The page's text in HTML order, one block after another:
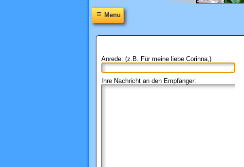
≡Menu
Anrede: (z.B. Für meine liebe Corinna,)
Ihre Nachricht an den Empfänger: